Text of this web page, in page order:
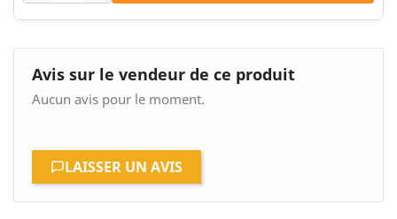
Avis sur le vendeur de ce produit
Aucun avis pour le moment.
LAISSER UN AVIS